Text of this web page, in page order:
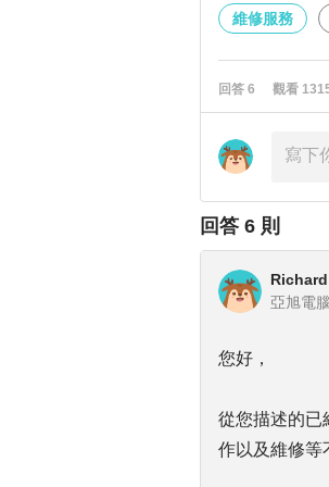
維修服務
回答 6 觀看
回答 6 則
亞旭電
您好，
從您描述的已
作以及維修等